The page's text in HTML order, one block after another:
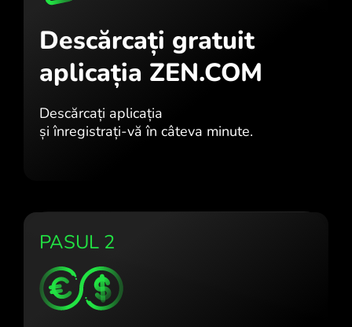
Descărcați gratuit
aplicația ZEN.COM
Descărcați aplicația
și înregistrați-vă în câteva minute.
PASUL 2